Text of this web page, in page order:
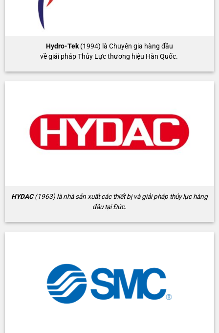
Hydro-Tek (1994) là Chuyên gia hàng đầu
về giải pháp Thủy Lực thương hiệu Hàn Quốc.
HYDAC(1963) là nhà sản xuất các thiết bị và giải pháp thủy lực hàng
đầu tại Đức.